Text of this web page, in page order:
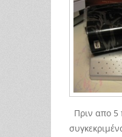
Πριν απο 5